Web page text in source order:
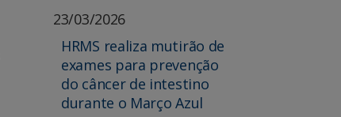
23/03/2026
HRMS realiza mutirão de
exames para prevenção
do câncer de intestino
durante o Março Azul